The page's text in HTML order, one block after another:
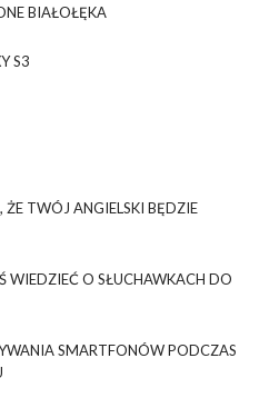
BIAŁOŁĘKA
S3
ŻE TWÓJ ANGIELSKI BĘDZIE
WIEDZIEĆ O SŁUCHAWKACH DO
SMARTFONÓW PODCZAS